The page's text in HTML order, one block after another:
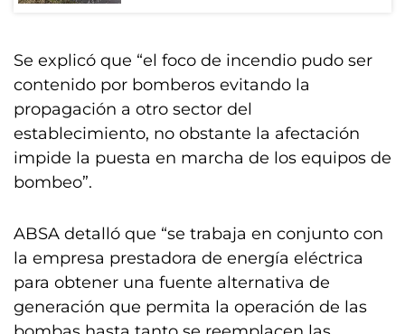
Se explicó que “el foco de incendio pudo ser
contenido por bomberos evitando la
propagación a otro sector del
establecimiento, no obstante la afectación
impide la puesta en marcha de los equipos de
bombeo”.
ABSA detalló que “se trabaja en conjunto con
la empresa prestadora de energía eléctrica
para obtener una fuente alternativa de
generación que permita la operación de las